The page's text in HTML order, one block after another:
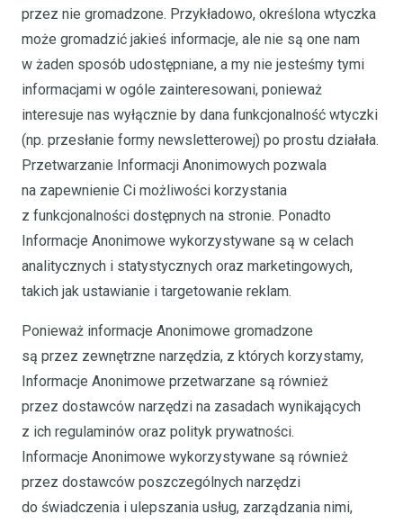
przez nie gromadzone. Przykładowo, określona wtyczka
może gromadzić jakieś informacje, ale nie są one nam
w żaden sposób udostępniane, a my nie jesteśmy tymi
informacjami w ogóle zainteresowani, ponieważ
interesuje nas wyłącznie by dana funkcjonalność wtyczki
(np. przesłanie formy newsletterowej) po prostu działała.
Przetwarzanie Informacji Anonimowych pozwala
na zapewnienie Ci możliwości korzystania
z funkcjonalności dostępnych na stronie. Ponadto
Informacje Anonimowe wykorzystywane są w celach
analitycznych i statystycznych oraz marketingowych,
takich jak ustawianie i targetowanie reklam.
Ponieważ informacje Anonimowe gromadzone
są przez zewnętrzne narzędzia, z których korzystamy,
Informacje Anonimowe przetwarzane są również
przez dostawców narzędzi na zasadach wynikających
z ich regulaminów oraz polityk prywatności.
Informacje Anonimowe wykorzystywane są również
przez dostawców poszczególnych narzędzi
do świadczenia i ulepszania usług, zarządzania nimi,